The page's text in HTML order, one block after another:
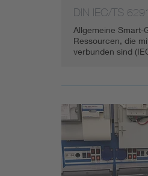
DIN IEC/TS
Allgemeine Smart-
Ressourcen, die
verbunden sind